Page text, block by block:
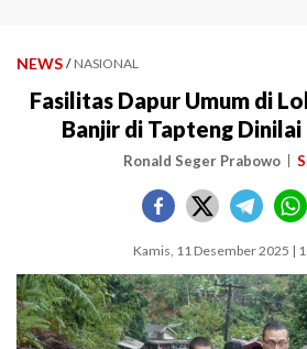
NEWS / NASIONAL
Fasilitas Dapur Umum di
Banjir di Tapteng Dinilai
Ronald Seger Prabowo
Kamis, 11 Desember 2025 |